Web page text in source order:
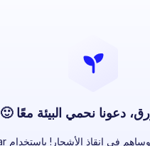
دعونا نحمي البيئة معًا 🙂